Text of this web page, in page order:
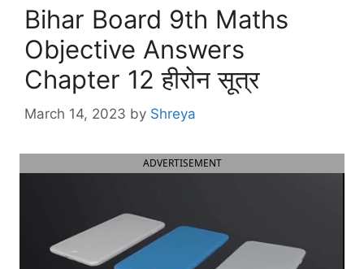
Bihar Board 9th Maths
Objective Answers
Chapter 12 हीरोन सूत्र
March 14, 2023 by Shreya
ADVERTISEMENT